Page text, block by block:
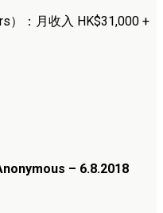
）：月收入 HK$31,000 +
– 6.8.2018